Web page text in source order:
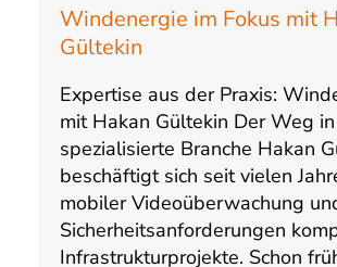
Windenergie im Fokus mit
Gültekin
Expertise aus der Praxis:
mit Hakan Gültekin Der Weg
spezialisierte Branche Hakan
beschäftigt sich seit vielen
mobiler Videoüberwachung
Sicherheitsanforderungen
Infrastrukturprojekte. Schon